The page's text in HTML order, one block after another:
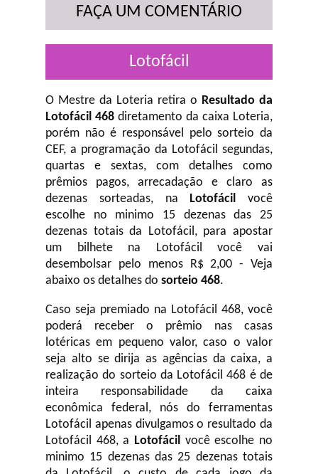
FAÇA UM COMENTÁRIO
Lotofácil
O Mestre da Loteria retira o Resultado da
Lotofácil 468 diretamento da caixa Loteria,
porém não é responsável pelo sorteio da
CEF, a programação da Lotofácil segundas,
quartas e sextas, com detalhes como
prêmios pagos, arrecadação e claro as
dezenas sorteadas, na Lotofácil você
escolhe no minimo 15 dezenas das 25
dezenas totais da Lotofácil, para apostar
um bilhete na Lotofácil você vai
desembolsar pelo menos R$ 2,00 - Veja
abaixo os detalhes do sorteio 468.
Caso seja premiado na Lotofácil 468, você
poderá receber o prêmio nas casas
lotéricas em pequeno valor, caso o valor
seja alto se dirija as agências da caixa, a
realização do sorteio da Lotofácil 468 é de
inteira responsabilidade da caixa
econômica federal, nós do ferramentas
Lotofácil apenas divulgamos o resultado da
Lotofácil 468, a Lotofácil você escolhe no
minimo 15 dezenas das 25 dezenas totais